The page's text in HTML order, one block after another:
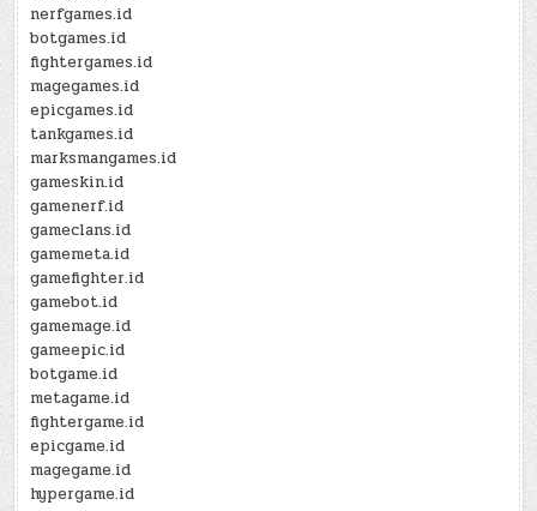
nerfgames.id
botgames.id
fightergames.id
magegames.id
epicgames.id
tankgames.id
marksmangames.id
gameskin.id
gamenerf.id
gameclans.id
gamemeta.id
gamefighter.id
gamebot.id
gamemage.id
gameepic.id
botgame.id
metagame.id
fightergame.id
epicgame.id
magegame.id
hypergame.id